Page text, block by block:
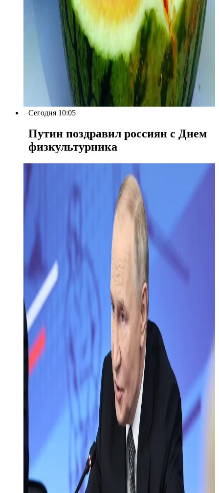
Сегодня 10:05
Путин поздравил россиян с Днем
физкультурника